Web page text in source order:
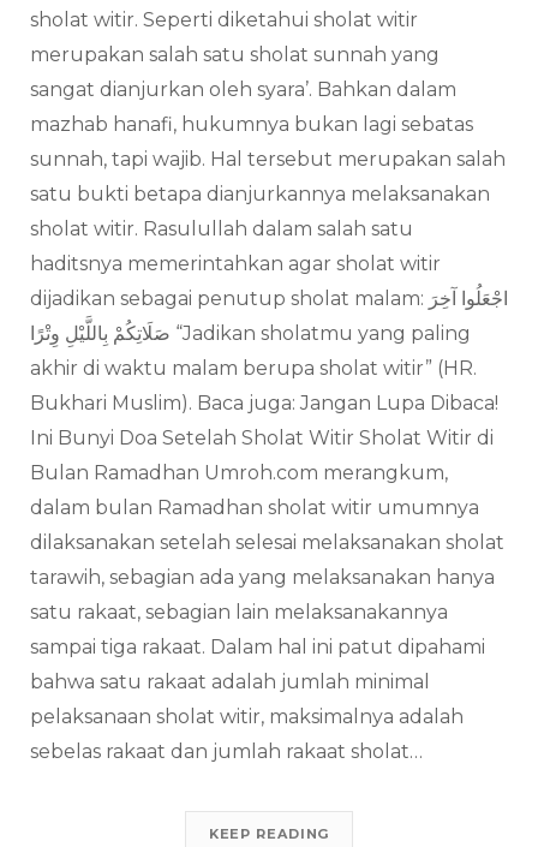
sholat witir. Seperti diketahui sholat witir
merupakan salah satu sholat sunnah yang
sangat dianjurkan oleh syara’. Bahkan dalam
mazhab hanafi, hukumnya bukan lagi sebatas
sunnah, tapi wajib. Hal tersebut merupakan salah
satu bukti betapa dianjurkannya melaksanakan
sholat witir. Rasulullah dalam salah satu
haditsnya memerintahkan agar sholat witir
dijadikan sebagai penutup sholat malam: اجْعَلُوا آخِرَ
صَلَاتِكُمْ بِاللَّيْلِ وِتْرًا “Jadikan sholatmu yang paling
akhir di waktu malam berupa sholat witir” (HR.
Bukhari Muslim). Baca juga: Jangan Lupa Dibaca!
Ini Bunyi Doa Setelah Sholat Witir Sholat Witir di
Bulan Ramadhan Umroh.com merangkum,
dalam bulan Ramadhan sholat witir umumnya
dilaksanakan setelah selesai melaksanakan sholat
tarawih, sebagian ada yang melaksanakan hanya
satu rakaat, sebagian lain melaksanakannya
sampai tiga rakaat. Dalam hal ini patut dipahami
bahwa satu rakaat adalah jumlah minimal
pelaksanaan sholat witir, maksimalnya adalah
sebelas rakaat dan jumlah rakaat sholat…
KEEP READING